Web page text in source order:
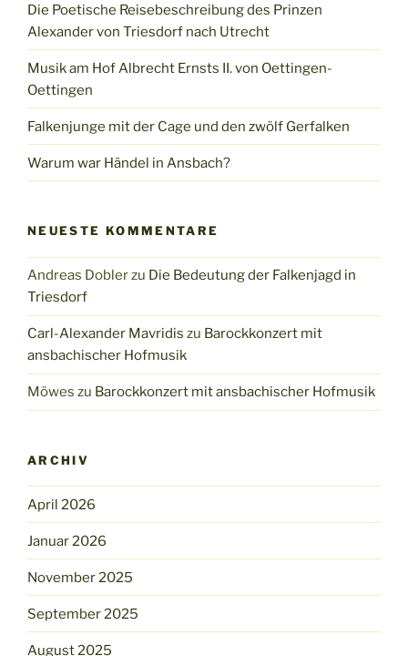
Die Poetische Reisebeschreibung des Prinzen
Alexander von Triesdorf nach Utrecht
Musik am Hof Albrecht Ernsts II. von Oettingen-
Oettingen
Falkenjunge mit der Cage und den zwölf Gerfalken
Warum war Händel in Ansbach?
NEUESTE KOMMENTARE
Andreas Doblerzu Die Bedeutung der Falkenjagd in
Triesdorf
Carl-Alexander Mavridis zu Barockkonzert mit
ansbachischer Hofmusik
Möwes zu Barockkonzert mit ansbachischer Hofmusik
ARCHIV
April 2026
Januar 2026
November 2025
September 2025
August 2025